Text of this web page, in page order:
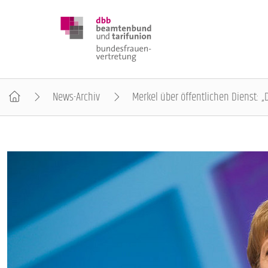
BUNDESTAGSWAHL 2025
POSITIONEN
SCHWERPUNKTTHEMEN
News-Archiv Merkel über öffentlichen Dienst: